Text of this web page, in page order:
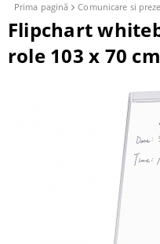
Prima pagină Comunicare si
Flipchart
role 103 x 70 cm